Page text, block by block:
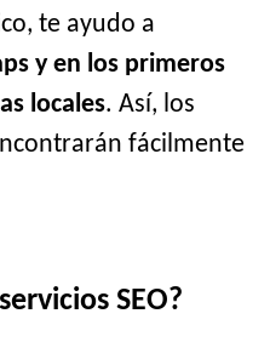
te ayudo a
y en los primeros
locales. Así, los
fácilmente
SEO?